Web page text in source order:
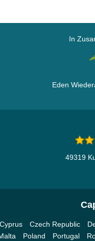
In
Eden
49319
Cyprus Czech Republic
Poland Portugal